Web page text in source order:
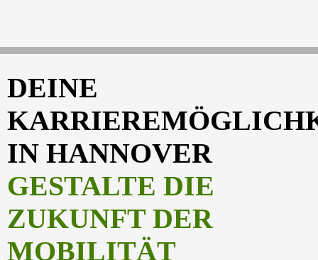
DEINE
IN HANNOVER
GESTALTE DIE
ZUKUNFT DER
MOBILITÄT